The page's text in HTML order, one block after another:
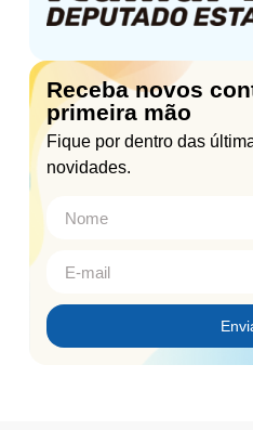
Receba novos
primeira mão
Fique por dentro das
novidades.